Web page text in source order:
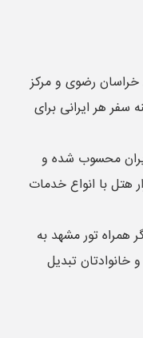
خراسان رضوی و مرکز
سفر هر ایرانی برای
محسوب شده و
هتل با انواع خدمات
همراه تور مشهد به
خانوادتان تبدیل